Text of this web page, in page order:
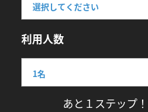
利用人数
あと１ステップ